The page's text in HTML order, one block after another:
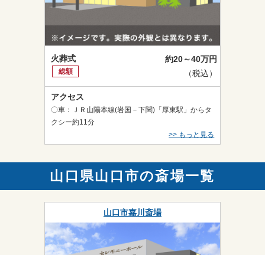
火葬式
総額
約20～40万円
（税込）
アクセス
〇車：ＪＲ山陽本線(岩国－下関)「厚東駅」からタ
クシー約11分
>> もっと見る
山口県山口市の斎場一覧
山口市嘉川斎場